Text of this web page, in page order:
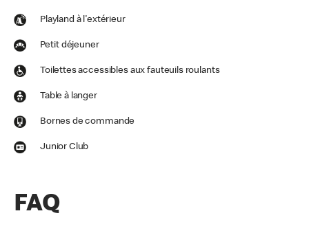
Playland à l'extérieur
Petit déjeuner
Toilettes accessibles aux fauteuils roulants
Table à langer
Bornes de commande
Junior Club
FAQ